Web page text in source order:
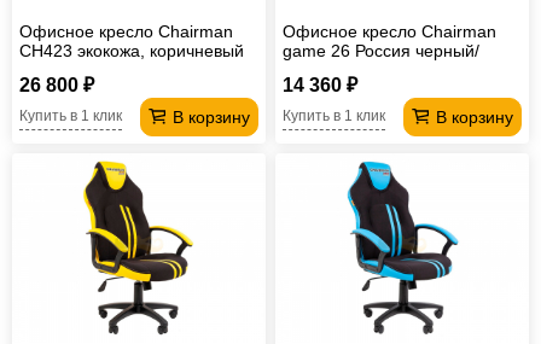
Офисное кресло Chairman
CH423 экокожа, коричневый
26 800 ₽
В корзину
Купить в 1 клик
Офисное кресло Chairman
game 26 Россия черный/
14 360 ₽
В корзину
Купить в 1 клик